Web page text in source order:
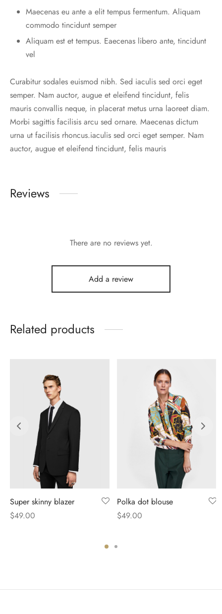
Maecenas eu ante a elit tempus fermentum. Aliquam
commodo tincidunt semper
Aliquam est et tempus. Eaecenas libero ante, tincidunt
vel
Curabitur sodales euismod nibh. Sed iaculis sed orci eget
semper. Nam auctor, augue et eleifend tincidunt, felis
mauris convallis neque, in placerat metus urna laoreet diam.
Morbi sagittis facilisis arcu sed ornare. Maecenas dictum
urna ut facilisis rhoncus.iaculis sed orci eget semper. Nam
auctor, augue et eleifend tincidunt, felis mauris
Reviews
There are no reviews yet.
Add a review
Related products
Super skinny blazer
$49.00
Polka dot blouse
$49.00